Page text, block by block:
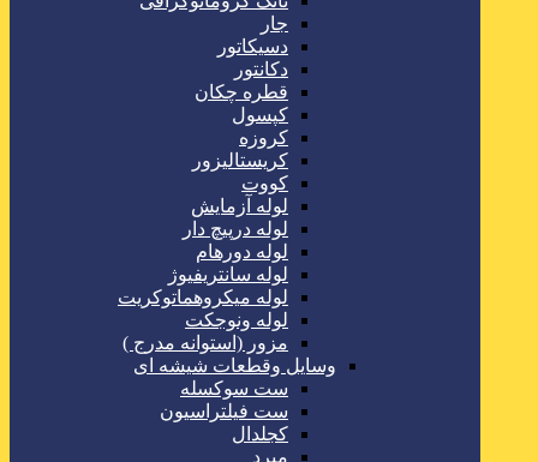
جار
دسیکاتور
دکانتور
قطره چکان
کپسول
کروزه
کریستالیزور
کووت
لوله آزمایش
لوله درپیچ دار
لوله دورهام
لوله سانتریفیوژ
لوله میکروهماتوکریت
لوله ونوجکت
مزور (استوانه مدرج )
وسایل وقطعات شیشه ای
ست سوکسله
ست فیلتراسیون
کجلدال
مبرد